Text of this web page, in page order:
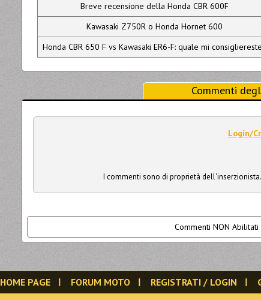
Breve recensione della Honda CBR 600F
Kawasaki Z750R o Honda Hornet 600
Honda CBR 650 F vs Kawasaki ER6-F: quale mi
Commenti
Login/
I commenti sono di proprietà
Commenti NON
HOME PAGE FORUM MOTO REGISTRATI / LOGIN